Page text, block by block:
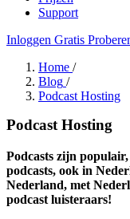
Support
Inloggen Gratis
Home /
Blog /
Podcast Hosting
Podcast Hosting
Podcasts zijn populair,
podcasts, ook in
Nederland, met
podcast luisteraars!